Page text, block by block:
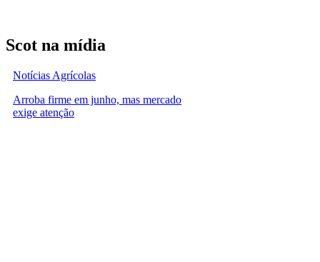
Scot na mídia
Notícias Agrícolas
Arroba firme em junho, mas mercado
exige atenção